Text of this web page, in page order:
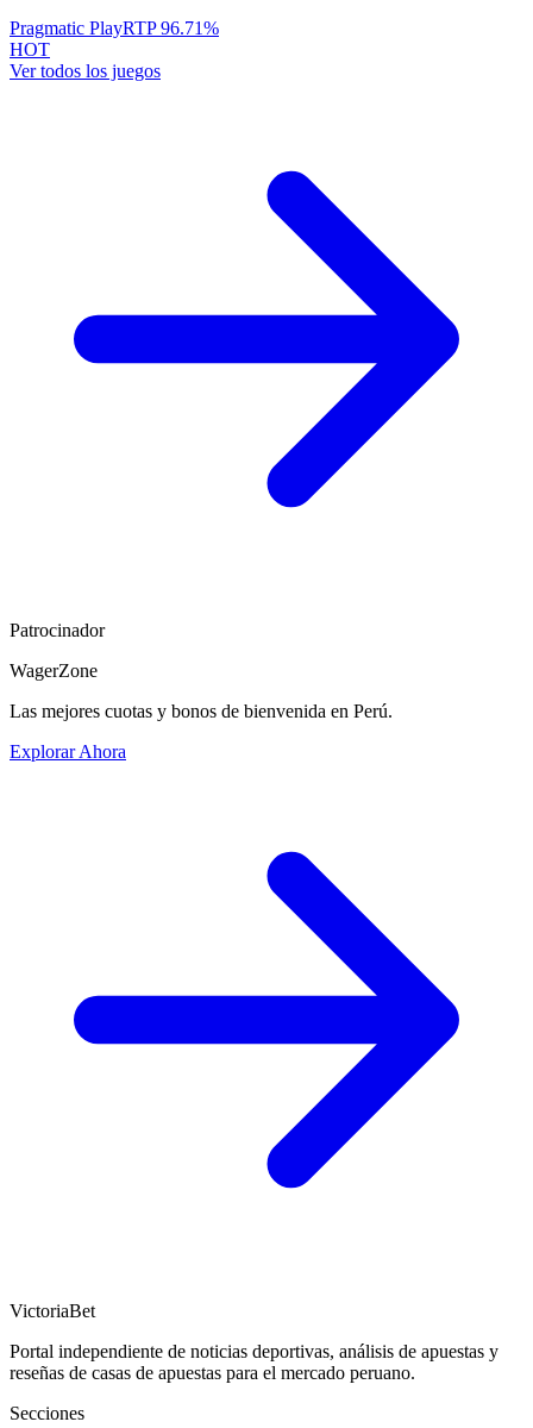
Pragmatic PlayRTP96.71%
HOT
Ver todos los juegos
Patrocinador
WagerZone
Las mejores cuotas y bonos de bienvenida en Perú.
Explorar Ahora
VictoriaBet
Portal independiente de noticias deportivas, análisis de apuestas y
reseñas de casas de apuestas para el mercado peruano.
Secciones